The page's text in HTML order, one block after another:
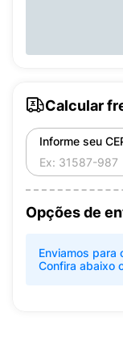
Calcular
Informe seu
Opções de
Enviamos para
Confira abaixo